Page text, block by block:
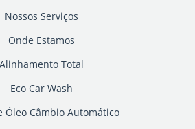
Nossos Serviços
Onde Estamos
Alinhamento Total
Eco Car Wash
Óleo Câmbio Automático